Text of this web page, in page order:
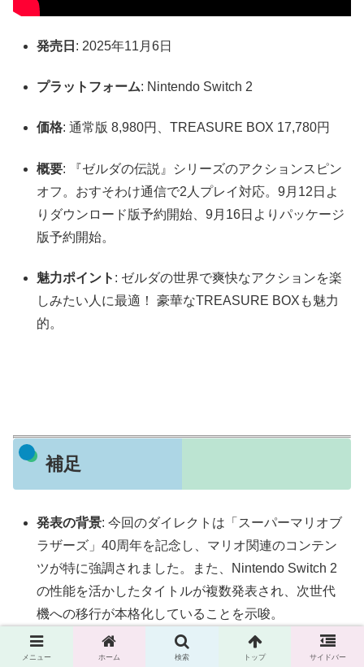
発売日 : 2025年11月6日
プラットフォーム: Nintendo Switch 2
価格: 通常版 8,980円、TREASURE BOX 17,780円
概要: 『ゼルダの伝説』シリーズのアクションスピン
オフ。おすそわけ通信で2人プレイ対応。9月12日よ
りダウンロード版予約開始、9月16日よりパッケージ
版予約開始。
魅力ポイント : ゼルダの世界で爽快なアクションを楽
しみたい人に最適！ 豪華なTREASURE BOXも魅力
的。
補足
発表の背景: 今回のダイレクトは「スーパーマリオブ
ラザーズ」40周年を記念し、マリオ関連のコンテン
ツが特に強調されました。また、Nintendo Switch 2
の性能を活かしたタイトルが複数発表され、次世代
機への移行が本格化していることを示唆。
情報確認方法: 詳細なトレーラーや体験版は、任天堂
公式YouTubeチャンネル（@Nintendo）やeショップ
メニュー ホーム 検索 トップ サイドバー